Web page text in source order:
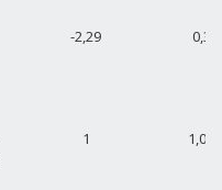
-2,29 0,39
1 1,020